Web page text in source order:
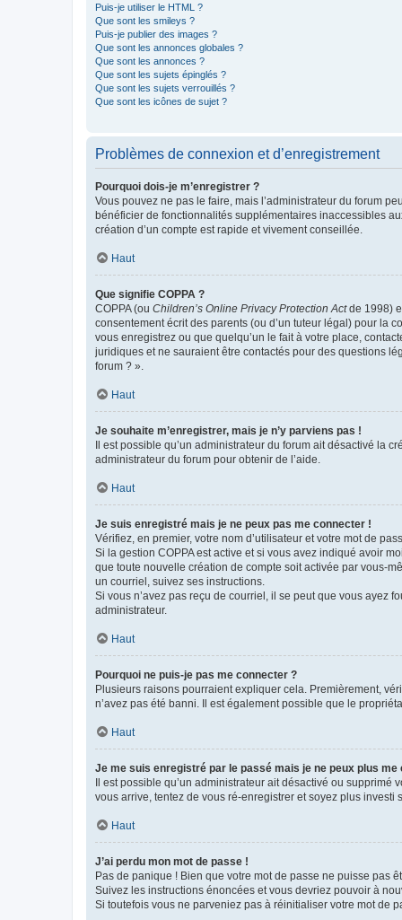
Puis-je utiliser le HTML ?
Que sont les smileys ?
Puis-je publier des images ?
Que sont les annonces globales ?
Que sont les annonces ?
Que sont les sujets épinglés ?
Que sont les sujets verrouillés ?
Que sont les icônes de sujet ?
Problèmes de connexion et d’enregistrement
Pourquoi dois-je m’enregistrer ?
Vous pouvez ne pas le faire, mais l’administrateur du forum
bénéficier de fonctionnalités supplémentaires inaccessibles
création d’un compte est rapide et vivement conseillée.
Haut
Que signifie COPPA ?
COPPA (ou Children’s Online Privacy Protection Actde 1998)
consentement écrit des parents (ou d’un tuteur légal) pour la
vous enregistrez ou que quelqu’un le fait à votre place,
juridiques et ne sauraient être contactés pour des questions
forum ? ».
Haut
Je souhaite m’enregistrer, mais je n’y parviens pas !
Il est possible qu’un administrateur du forum ait désactivé la
administrateur du forum pour obtenir de l’aide.
Haut
Je suis enregistré mais je ne peux pas me connecter !
Vérifiez, en premier, votre nom d’utilisateur et votre mot de
Si la gestion COPPA est active et si vous avez indiqué avoir
que toute nouvelle création de compte soit activée par vous-
un courriel, suivez ses instructions.
Si vous n’avez pas reçu de courriel, il se peut que vous ayez
administrateur.
Haut
Pourquoi ne puis-je pas me connecter ?
Plusieurs raisons pourraient expliquer cela. Premièrement,
n’avez pas été banni. Il est également possible que le
Haut
Je me suis enregistré par le passé mais je ne peux plus me
Il est possible qu’un administrateur ait désactivé ou
vous arrive, tentez de vous ré-enregistrer et soyez plus investi
Haut
J’ai perdu mon mot de passe !
Pas de panique ! Bien que votre mot de passe ne puisse pas
Suivez les instructions énoncées et vous devriez pouvoir à
Si toutefois vous ne parveniez pas à réinitialiser votre mot de